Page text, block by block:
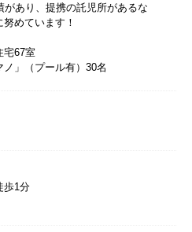
あり、提携の託児所があるな
めています！
宅67室
ノ」（プール有）30名
歩1分